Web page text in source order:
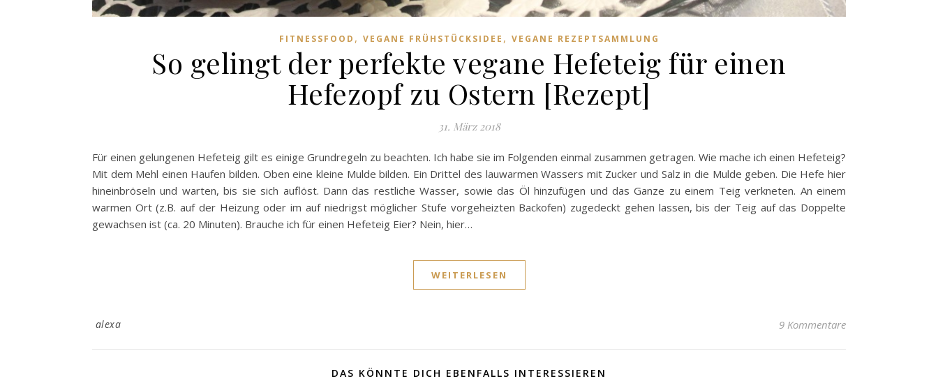
FITNESSFOOD , VEGANE FRÜHSTÜCKSIDEE , VEGANE REZEPTSAMMLUNG
So gelingt der perfekte vegane Hefeteig für einen
Hefezopf zu Ostern [Rezept]
31. März 2018
Für einen gelungenen Hefeteig gilt es einige Grundregeln zu beachten. Ich habe sie im Folgenden einmal zusammen getragen. Wie mache ich einen Hefeteig?
Mit dem Mehl einen Haufen bilden. Oben eine kleine Mulde bilden. Ein Drittel des lauwarmen Wassers mit Zucker und Salz in die Mulde geben. Die Hefe hier
hineinbröseln und warten, bis sie sich auflöst. Dann das restliche Wasser, sowie das Öl hinzufügen und das Ganze zu einem Teig verkneten. An einem
warmen Ort (z.B. auf der Heizung oder im auf niedrigst möglicher Stufe vorgeheizten Backofen) zugedeckt gehen lassen, bis der Teig auf das Doppelte
gewachsen ist (ca. 20 Minuten). Brauche ich für einen Hefeteig Eier? Nein, hier…
WEITERLESEN
alexa 9 Kommentare
DAS KÖNNTE DICH EBENFALLS INTERESSIEREN